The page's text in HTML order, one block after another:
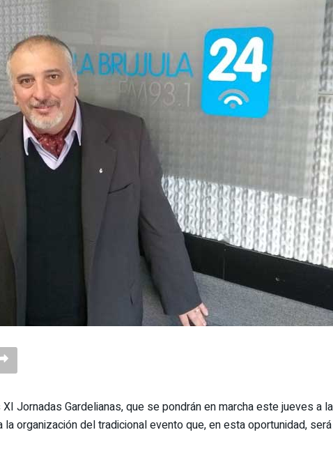
Jornadas Gardelianas, que se pondrán en marcha este jueves a
organización del tradicional evento que, en esta oportunidad,